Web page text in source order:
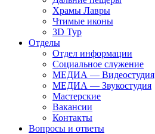
Храмы Лавры
Чтимые иконы
3D Тур
Отделы
Отдел информации
Социальное служение
МЕДИА — Видеостудия
МЕДИА — Звукостудия
Мастерские
Вакансии
Контакты
Вопросы и ответы